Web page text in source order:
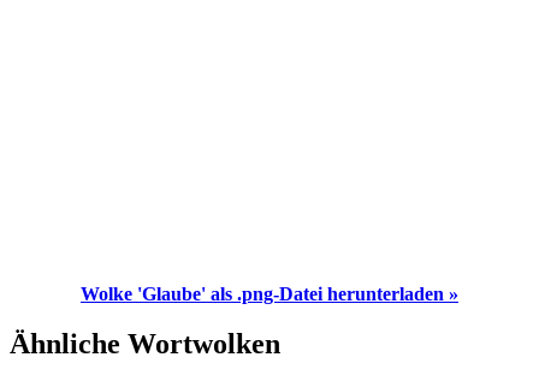
Wolke 'Glaube' als .png-Datei herunterladen »
Ähnliche Wortwolken